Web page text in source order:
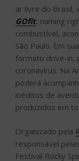
ar livre do Brasil,
GOfit, naming
combustível,
São Paulo. Em
formato drive-in,
coronavírus. Na
poderá
inéditos de
produzidos em
Organizado pela
responsável
Festival Rocky